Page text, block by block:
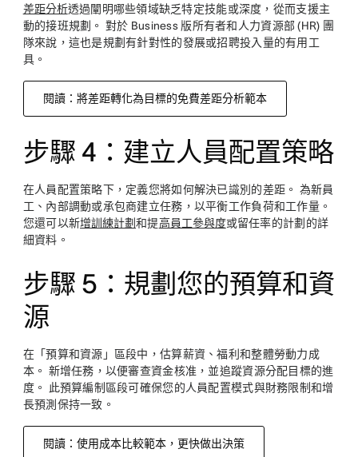
差距分析透過闡明哪些領域缺乏特定技能或深度，從而支援主
動的接班規劃。 對於 Business 版所有者和人力資源部 (HR) 團
隊來說，這也是規劃有針對性的發展或招聘投入量的有用工
具。
閱讀：將差距轉化為目標的免費差距分析範本
步驟 4：建立人員配置策略
在人員配置策略下，定義您將如何解決已識別的差距。 為新員
工、內部調動或承包商建立任務，以平衡工作負荷和工作量。
您還可以新增訓練計劃和提高員工參與度或留任率的計劃的詳
細資料。
步驟 5：規劃您的預算和資
源
在「預算和資源」區段中，估算薪資、福利和整體勞動力成
本。 新增任務，以便審查資金核准，並追蹤資源分配目標的進
度。 此預算編制區段可確保您的人員配置模式與財務限制和增
長預測保持一致。
閱讀：使用成本比較範本，更快做出決策